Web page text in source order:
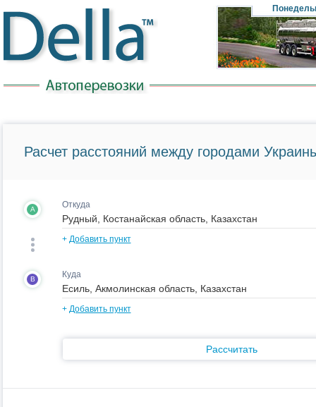
Расчет расстояний между городами
A Откуда
+ Добавить пункт
B Куда
+ Добавить пункт
Рассчитать